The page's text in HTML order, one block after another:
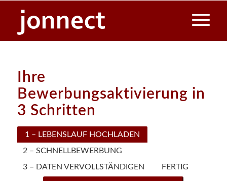
Ihre
Bewerbungsaktivierung in
3 Schritten
1 – LEBENSLAUF HOCHLADEN
2 – SCHNELLBEWERBUNG
3 – DATEN VERVOLLSTÄNDIGEN
FERTIG